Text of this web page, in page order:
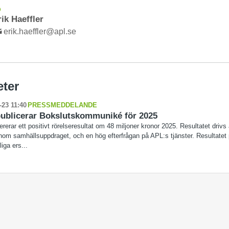
Haeffler
erik.haeffler@apl.se
11:40PRESSMEDDELANDE
Bokslutskommuniké för 2025
ett positivt rörelseresultat om 48 miljoner kronor 2025. Resultatet
samhällsuppdraget, och en hög efterfrågan på APL:s tjänster.
ers...